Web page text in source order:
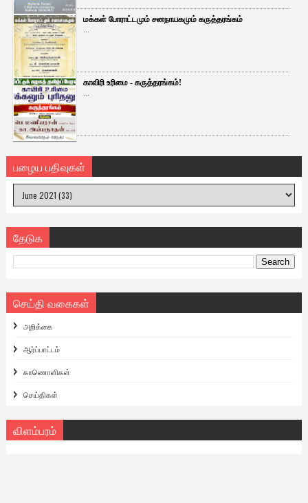
மக்கள் போராட்டமும் சனநாயகமும் கருத்தரங்கம்
...
காவிரி உரிமை - கருத்தரங்கம்!
...
பழைய பதிவுகள்
தேடுக
செய்தி வகைகள்
அறிக்கை
ஆர்ப்பாட்டம்
காணொளிகள்
செய்திகள்
விளம்பரம்